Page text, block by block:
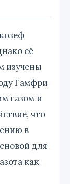
её
изучены
Гамфри
газом и
что
в
для
как